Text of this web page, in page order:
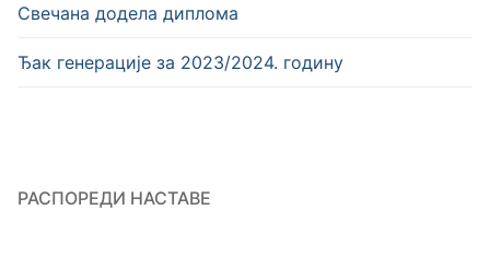
Свечана додела диплома
Ђак генерације за 2023/2024. годину
РАСПОРЕДИ НАСТАВЕ